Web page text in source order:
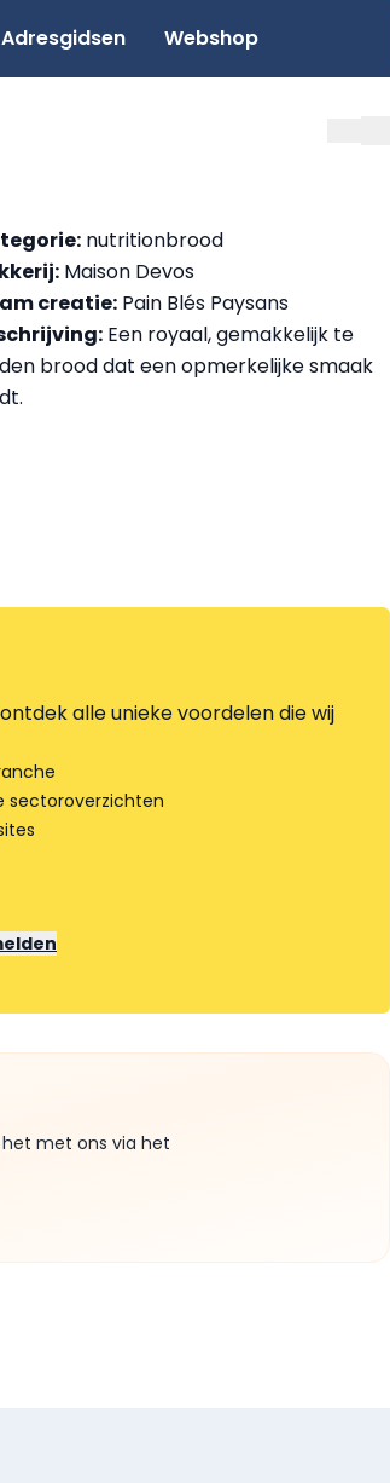
Adresgidsen Webshop
nutritionbrood
Maison Devos
creatie: Pain Blés Paysans
Een royaal, gemakkelijk te
brood dat een opmerkelijke smaak
alle unieke voordelen die wij
sectoroverzichten
het met ons via het